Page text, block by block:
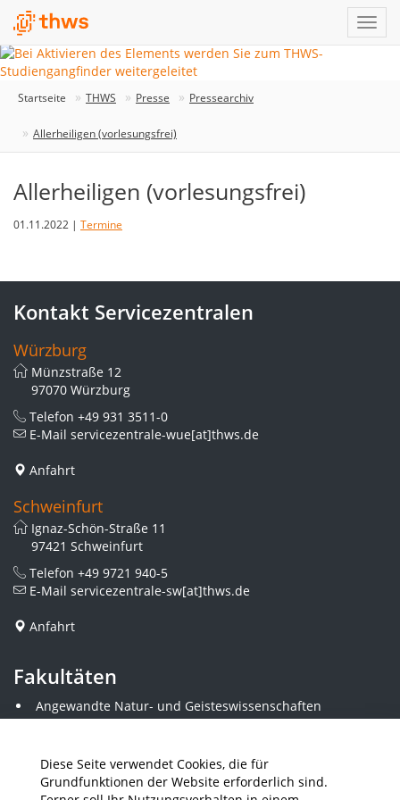
Diese Seite verwendet Cookies, die für
Grundfunktionen der Website erforderlich sind.
Startseite THWS Presse Pressearchiv
Allerheiligen (vorlesungsfrei)
Allerheiligen (vorlesungsfrei)
01.11.2022 | Termine
Kontakt Servicezentralen
Würzburg
Münzstraße 12
97070 Würzburg
Telefon +49 931 3511-0
E-Mail servicezentrale-wue[at]thws.de
Anfahrt
Schweinfurt
Ignaz-Schön-Straße 11
97421 Schweinfurt
Telefon +49 9721 940-5
E-Mail servicezentrale-sw[at]thws.de
Anfahrt
Fakultäten
Angewandte Natur- und Geisteswissenschaften
Angewandte Sozialwissenschaften
Elektrotechnik
Gestaltung
Informatik und Wirtschaftsinformatik